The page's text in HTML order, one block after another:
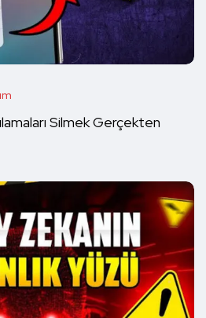
Silmek Gerçekten